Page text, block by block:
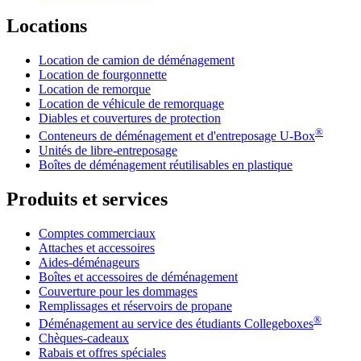
Locations
Location de camion de déménagement
Location de fourgonnette
Location de remorque
Location de véhicule de remorquage
Diables et couvertures de protection
Conteneurs de déménagement et d'entreposage U-Box®
Unités de libre-entreposage
Boîtes de déménagement réutilisables en plastique
Produits et services
Comptes commerciaux
Attaches et accessoires
Aides-déménageurs
Boîtes et accessoires de déménagement
Couverture pour les dommages
Remplissages et réservoirs de propane
Déménagement au service des étudiants Collegeboxes®
Chèques-cadeaux
Rabais et offres spéciales